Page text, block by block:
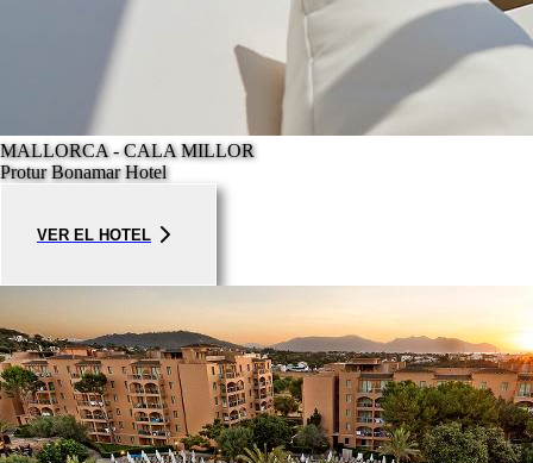
MALLORCA - CALA MILLOR
Protur Bonamar Hotel
VER EL HOTEL